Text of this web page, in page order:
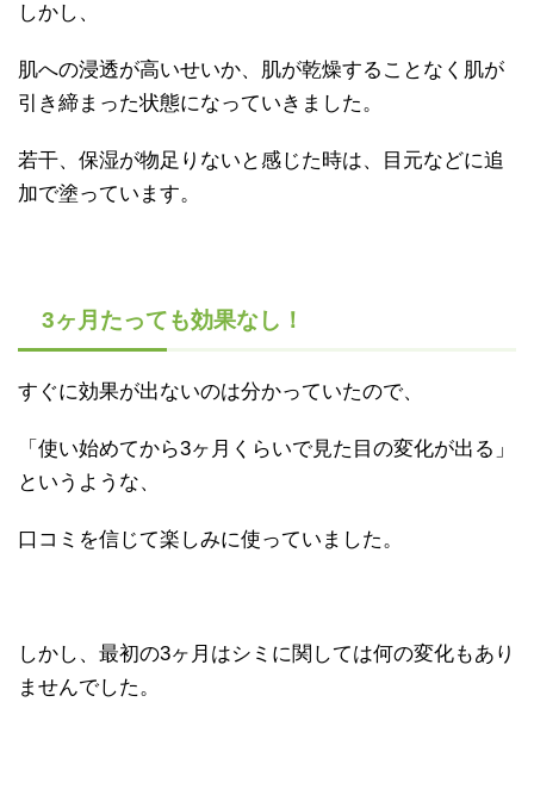
しかし、
肌への浸透が高いせいか、肌が乾燥することなく肌が
引き締まった状態になっていきました。
若干、保湿が物足りないと感じた時は、目元などに追
加で塗っています。
3ヶ月たっても効果なし！
すぐに効果が出ないのは分かっていたので、
「使い始めてから3ヶ月くらいで見た目の変化が出る」
というような、
口コミを信じて楽しみに使っていました。
しかし、最初の3ヶ月はシミに関しては何の変化もあり
ませんでした。